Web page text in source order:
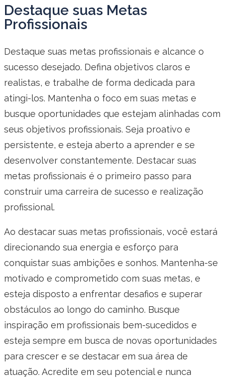
Destaque suas Metas
Profissionais
Destaque suas metas profissionais e alcance o
sucesso desejado. Defina objetivos claros e
realistas, e trabalhe de forma dedicada para
atingi-los. Mantenha o foco em suas metas e
busque oportunidades que estejam alinhadas com
seus objetivos profissionais. Seja proativo e
persistente, e esteja aberto a aprender e se
desenvolver constantemente. Destacar suas
metas profissionais é o primeiro passo para
construir uma carreira de sucesso e realização
profissional.
Ao destacar suas metas profissionais, você estará
direcionando sua energia e esforço para
conquistar suas ambições e sonhos. Mantenha-se
motivado e comprometido com suas metas, e
esteja disposto a enfrentar desafios e superar
obstáculos ao longo do caminho. Busque
inspiração em profissionais bem-sucedidos e
esteja sempre em busca de novas oportunidades
para crescer e se destacar em sua área de
atuação. Acredite em seu potencial e nunca